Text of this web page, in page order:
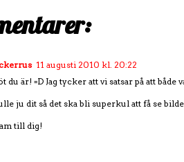
11 augusti 2010 kl. 20:22
du är! =D Jag tycker att vi satsar på att
ju dit så det ska bli superkul att få se
till dig!